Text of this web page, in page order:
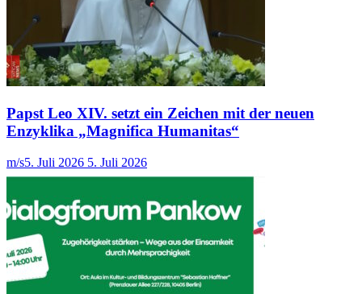
Papst Leo XIV. setzt ein Zeichen mit der neuen
Enzyklika „Magnifica Humanitas“
m/s5. Juli 2026 5. Juli 2026